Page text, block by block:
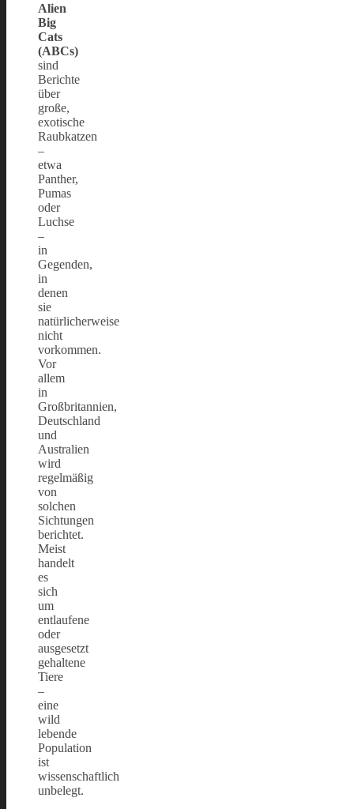
Alien
Big
Cats
(ABCs)
sind
Berichte
über
große,
exotische
Raubkatzen
–
etwa
Panther,
Pumas
oder
Luchse
–
in
Gegenden,
in
denen
sie
natürlicherweise
nicht
vorkommen.
Vor
allem
in
Großbritannien,
Deutschland
und
Australien
wird
regelmäßig
von
solchen
Sichtungen
berichtet.
Meist
handelt
es
sich
um
entlaufene
oder
ausgesetzt
gehaltene
Tiere
–
eine
wild
lebende
Population
ist
wissenschaftlich
unbelegt.